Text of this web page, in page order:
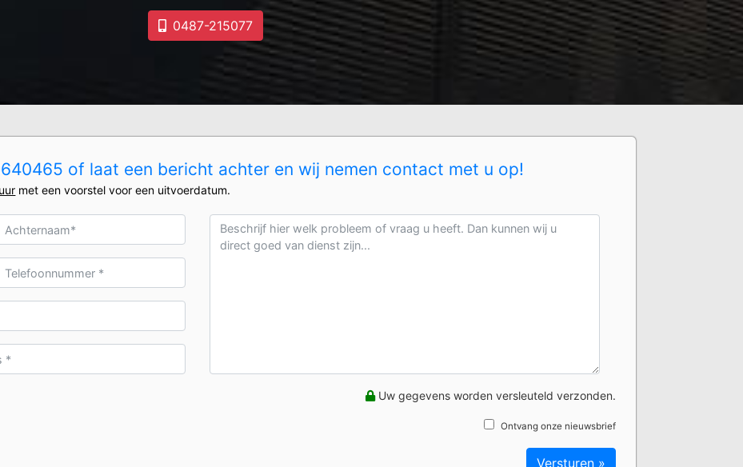
0487-215077
of laat een bericht achter en wij nemen contact met u op!
met een voorstel voor een uitvoerdatum.
Uw gegevens worden versleuteld verzonden.
Ontvang onze nieuwsbrief